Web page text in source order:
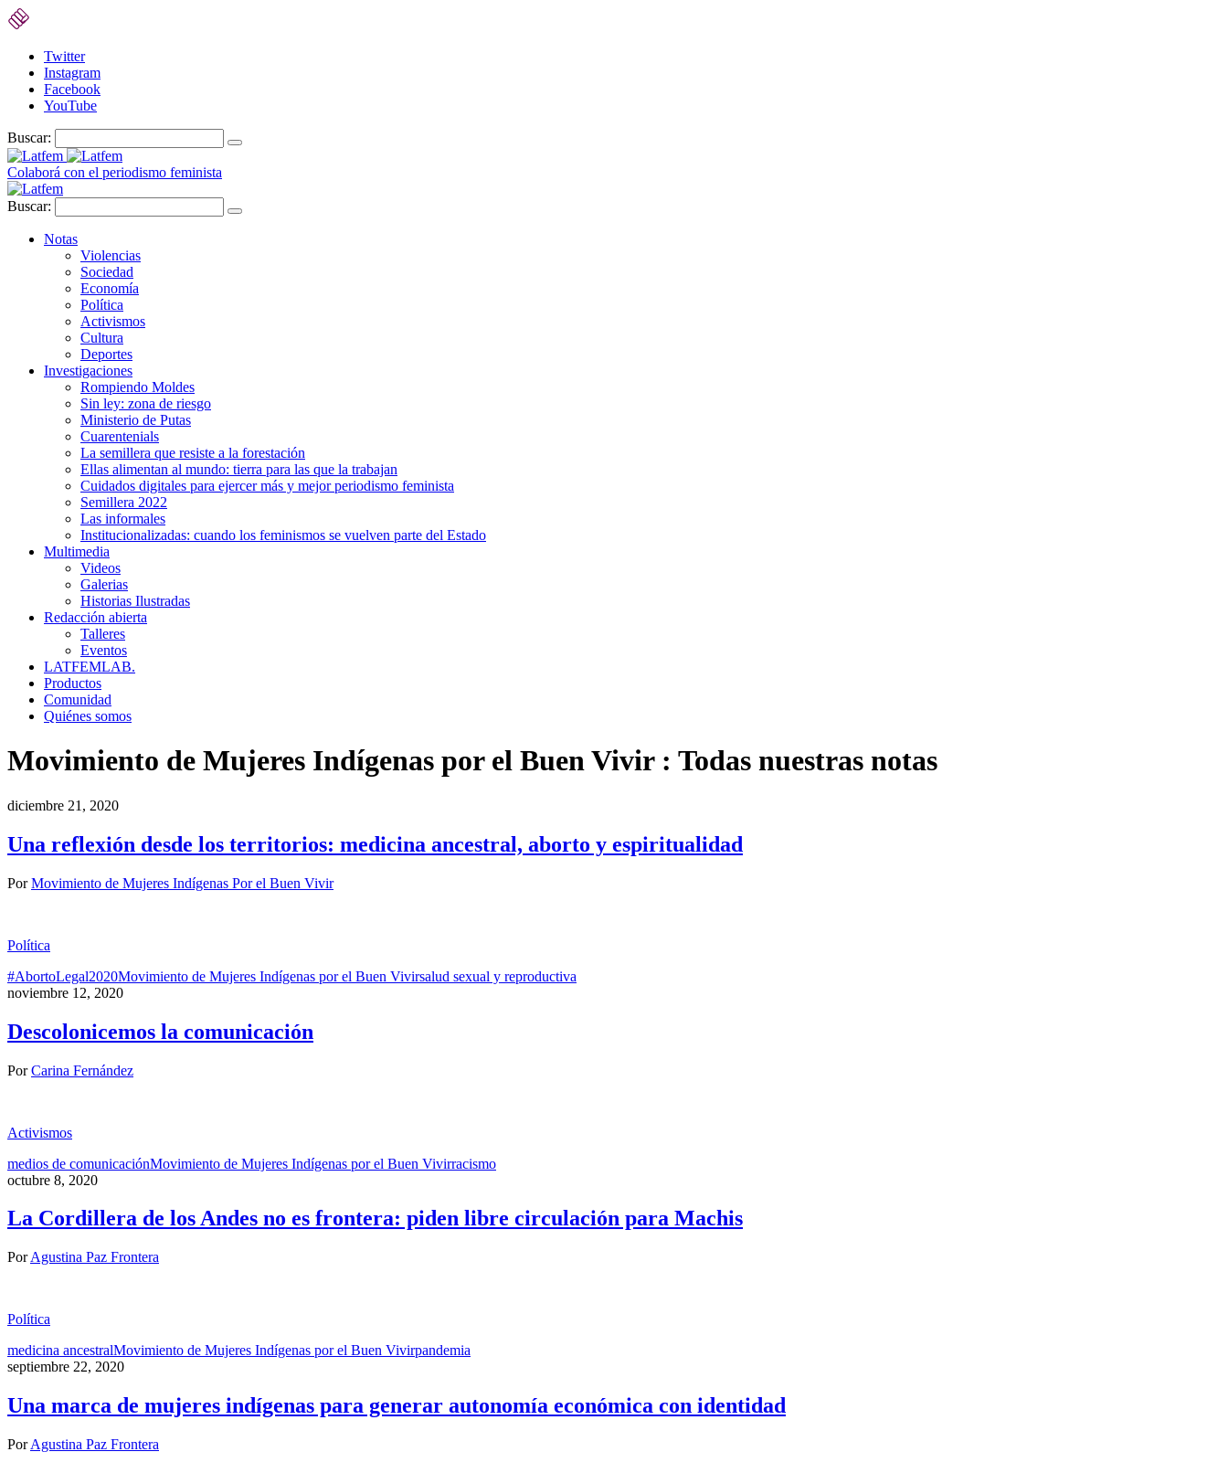
Twitter
Instagram
Facebook
YouTube
Buscar:
Colaborá con el periodismo feminista
Buscar:
Notas
Violencias
Sociedad
Economía
Política
Activismos
Cultura
Deportes
Investigaciones
Rompiendo Moldes
Sin ley: zona de riesgo
Ministerio de Putas
Cuarentenials
La semillera que resiste a la forestación
Ellas alimentan al mundo: tierra para las que la trabajan
Cuidados digitales para ejercer más y mejor periodismo feminista
Semillera 2022
Las informales
Institucionalizadas: cuando los feminismos se vuelven parte del Estado
Multimedia
Videos
Galerias
Historias Ilustradas
Redacción abierta
Talleres
Eventos
LATFEMLAB.
Productos
Comunidad
Quiénes somos
Movimiento de Mujeres Indígenas por el Buen Vivir: Todas nuestras notas
diciembre 21, 2020
Una reflexión desde los territorios: medicina ancestral, aborto y espiritualidad
PorMovimiento de Mujeres Indígenas Por el Buen Vivir
Política
#AbortoLegal2020Movimiento de Mujeres Indígenas por el Buen Vivirsalud sexual y reproductiva
noviembre 12, 2020
Descolonicemos la comunicación
PorCarina Fernández
Activismos
medios de comunicaciónMovimiento de Mujeres Indígenas por el Buen Vivirracismo
octubre 8, 2020
La Cordillera de los Andes no es frontera: piden libre circulación para Machis
PorAgustina Paz Frontera
Política
medicina ancestralMovimiento de Mujeres Indígenas por el Buen Vivirpandemia
septiembre 22, 2020
Una marca de mujeres indígenas para generar autonomía económica con identidad
PorAgustina Paz Frontera